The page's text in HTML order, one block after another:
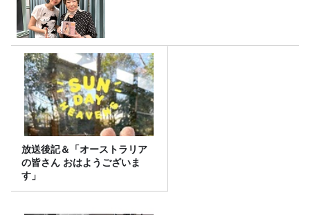
放送後記＆「オーストラリア
の皆さん おはようございま
す」